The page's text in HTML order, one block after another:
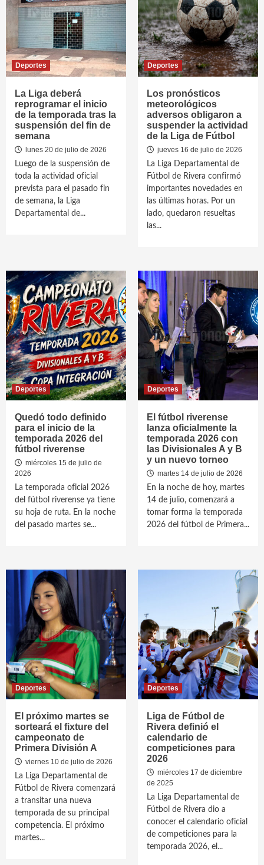
Deportes
La Liga deberá
reprogramar el inicio
de la temporada tras la
suspensión del fin de
semana
lunes 20 de julio de 2026
Luego de la suspensión de
toda la actividad oficial
prevista para el pasado fin
de semana, la Liga
Departamental de...
Deportes
Los pronósticos
meteorológicos
adversos obligaron a
suspender la actividad
de la Liga de Fútbol
jueves 16 de julio de 2026
La Liga Departamental de
Fútbol de Rivera confirmó
importantes novedades en
las últimas horas. Por un
lado, quedaron resueltas
las...
Deportes
Quedó todo definido
para el inicio de la
temporada 2026 del
fútbol riverense
miércoles 15 de julio de
2026
La temporada oficial 2026
del fútbol riverense ya tiene
su hoja de ruta. En la noche
del pasado martes se...
Deportes
El fútbol riverense
lanza oficialmente la
temporada 2026 con
las Divisionales A y B
y un nuevo torneo
martes 14 de julio de 2026
En la noche de hoy, martes
14 de julio, comenzará a
tomar forma la temporada
2026 del fútbol de Primera...
Deportes
El próximo martes se
sorteará el fixture del
campeonato de
Primera División A
viernes 10 de julio de 2026
La Liga Departamental de
Fútbol de Rivera comenzará
a transitar una nueva
temporada de su principal
competencia. El próximo
martes...
Deportes
Liga de Fútbol de
Rivera definió el
calendario de
competiciones para
2026
miércoles 17 de diciembre
de 2025
La Liga Departamental de
Fútbol de Rivera dio a
conocer el calendario oficial
de competiciones para la
temporada 2026, el...